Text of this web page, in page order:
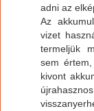
adni az
Az
vizet
termeljük
sem
kivont